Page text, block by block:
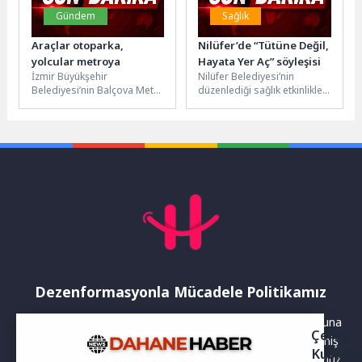
Gündem
Araçlar otoparka,
yolcular metroya
İzmir Büyükşehir
Belediyesi’nin Balçova Metro
Sağlık
Nilüfer’de “Tütüne Değil,
Hayata Yer Aç” söyleşisi
Nilüfer Belediyesi’nin
düzenlediği sağlık etkinlikleri
denetimleri...
Dezenformasyonla Mücadele Politikamız
Yayınlanan haberler doğruluk ilkesi gözetilerek hazırlanır. Buna
rağmen bazı içeriklerde eksik, hatalı veya güncelliğini yitirmiş
Çerez